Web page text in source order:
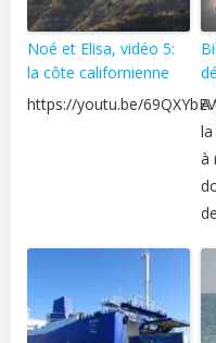
Noé et Elisa, vidéo 5:
la côte californienne
https://youtu.be/
A
à